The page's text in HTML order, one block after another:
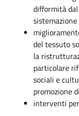
difformità
del tessuto
la
particolare
sociali e
promozione
interventi